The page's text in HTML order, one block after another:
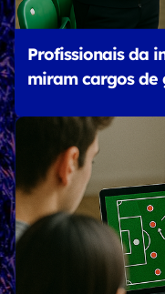
Profissionais da
miram cargos de